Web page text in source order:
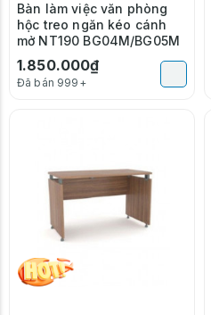
Bàn làm việc văn phòng
hộc treo ngăn kéo cánh
mở NT190 BG04M/BG05M
1.850.000₫
Đã bán 999+